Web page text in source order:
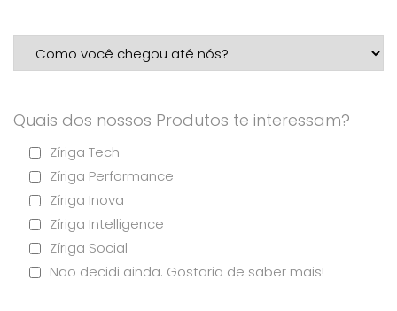
Quais dos nossos Produtos te interessam?
Zíriga Tech
Zíriga Performance
Zíriga Inova
Zíriga Intelligence
Zíriga Social
Não decidi ainda. Gostaria de saber mais!